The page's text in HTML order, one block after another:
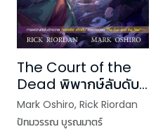
The Court of the
Dead พิพากษ์ลับดับ
วิญญาณ
Mark Oshiro, Rick Riordan
ปัทมวรรณ บูรณมาตร์